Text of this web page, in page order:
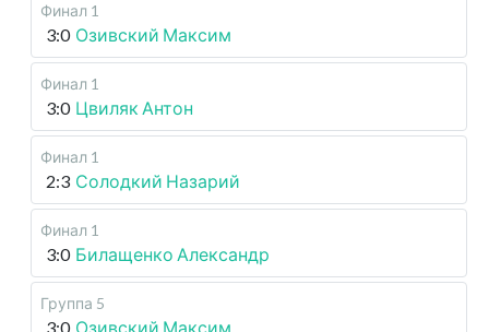
Финал 1
3:0 Озивский Максим
Финал 1
3:0 Цвиляк Антон
Финал 1
2:3 Солодкий Назарий
Финал 1
3:0 Билащенко Александр
Группа 5
3:0 Озивский Максим